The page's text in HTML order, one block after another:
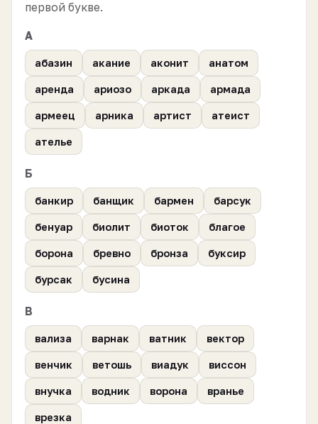
первой букве.
А
абазин акание аконит анатом
аренда ариозо аркада армада
армеец арника артист атеист
ателье
Б
банкир банщик бармен барсук
бенуар биолит биоток благое
борона бревно бронза буксир
бурсак бусина
В
вализа варнак ватник вектор
венчик ветошь виадук виссон
внучка водник ворона вранье
врезка